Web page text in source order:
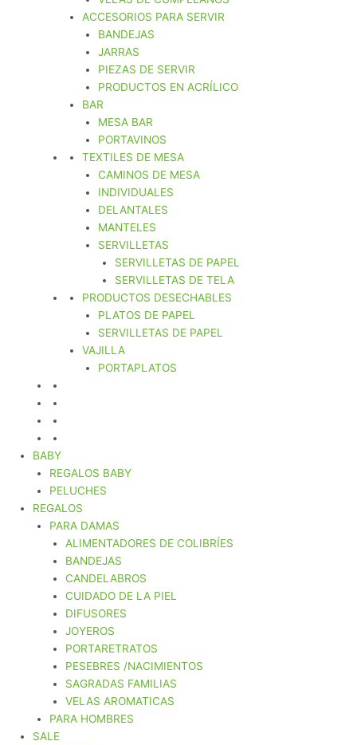
ACCESORIOS PARA SERVIR
BANDEJAS
JARRAS
PIEZAS DE SERVIR
PRODUCTOS EN ACRÍLICO
BAR
MESA BAR
PORTAVINOS
TEXTILES DE MESA
CAMINOS DE MESA
INDIVIDUALES
DELANTALES
MANTELES
SERVILLETAS
SERVILLETAS DE PAPEL
SERVILLETAS DE TELA
PRODUCTOS DESECHABLES
PLATOS DE PAPEL
SERVILLETAS DE PAPEL
VAJILLA
PORTAPLATOS
BABY
REGALOS BABY
PELUCHES
REGALOS
PARA DAMAS
ALIMENTADORES DE COLIBRÍES
BANDEJAS
CANDELABROS
CUIDADO DE LA PIEL
DIFUSORES
JOYEROS
PORTARETRATOS
PESEBRES /NACIMIENTOS
SAGRADAS FAMILIAS
VELAS AROMATICAS
PARA HOMBRES
SALE